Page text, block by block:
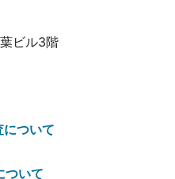
ビル3階
ついて
ついて